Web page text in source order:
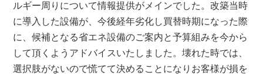
ルギー周りについて情報提供がメインでした。改築当時
に導入した設備が、今後経年劣化し買替時期になった際
に、候補となる省エネ設備のご案内と予算組みを今から
して頂くようアドバイスいたしました。壊れた時では、
選択肢がないので慌てて決めることになりお客様が損を